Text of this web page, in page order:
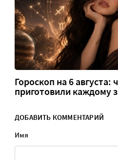
Гороскоп на 6 августа:
приготовили каждому
ДОБАВИТЬ КОММЕНТАРИЙ
Имя